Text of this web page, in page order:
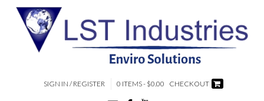
SIGN IN / REGISTER 0 ITEMS - $0.00 CHECKOUT